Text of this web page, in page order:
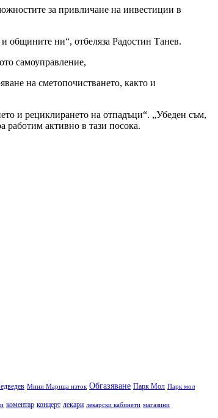
за привличане на инвестиции в
общините ни“, отбеляза Радостин Танев.
самоуправление,
на сметопочистването, както и
и рециклирането на отпадъци“. „Убеден съм,
работим активно в тази посока.
Мини Марица изток Обгазяване Парк Мол Парк мол
коментар концерт лекари лекарски кабинети магазини